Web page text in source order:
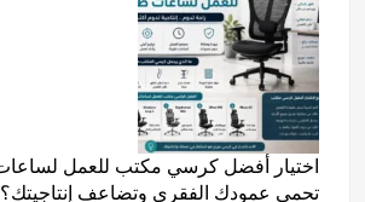
اختيار أفضل كرسي مكتب للعمل
تحمي عمودك الفقري وتضاعف إنتاجيتك؟